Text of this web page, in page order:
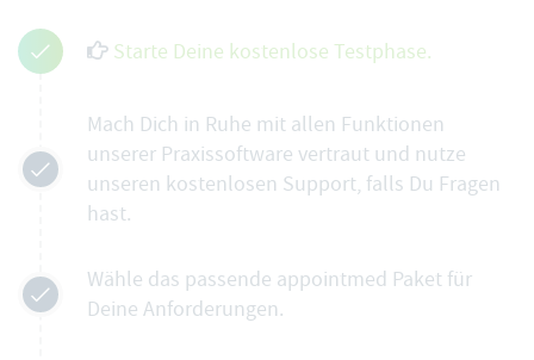
Starte Deine kostenlose Testphase.
Mach Dich in Ruhe mit allen Funktionen
unserer Praxissoftware vertraut und nutze
unseren kostenlosen Support, falls Du Fragen
hast.
Wähle das passende appointmed Paket für
Deine Anforderungen.